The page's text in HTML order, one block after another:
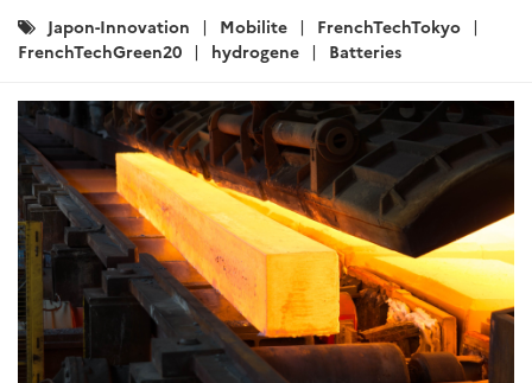
Catégories
:
Japon-Innovation Mobilite
FrenchTechTokyo
FrenchTechGreen20
hydrogene Batteries